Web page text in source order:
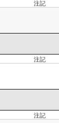
注記
注記
注記